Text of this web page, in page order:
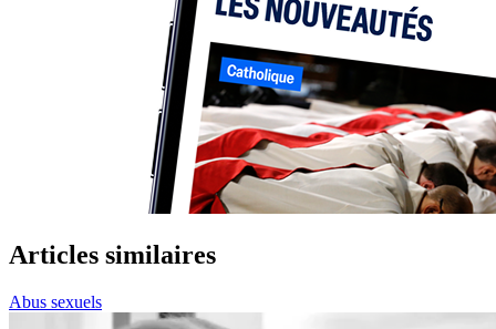
Articles similaires
Abus sexuels